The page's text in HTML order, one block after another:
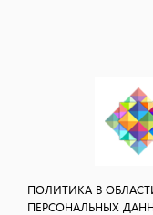
ПОЛИТИКА В
ПЕРСОНАЛЬНЫХ